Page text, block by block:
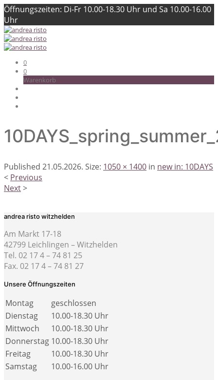
Öffnungszeiten: Di-Fr 10.00-18.30 Uhr und Sa 10.00-16.00
Uhr
0
0
Warenkorb
Published 21.05.2026. Size: 1050 × 1400 in new in: 10DAYS
< Previous
Next>
andrea risto witzhelden
Am Markt 17-18
42799 Leichlingen – Witzhelden
Tel. 02 17 4 – 74 81 25
Fax. 02 17 4 – 74 81 27
Unsere Öffnungszeiten
Montag
geschlossen
Dienstag
10.00-18.30 Uhr
Mittwoch
10.00-18.30 Uhr
Donnerstag 10.00-18.30 Uhr
Freitag
10.00-18.30 Uhr
Samstag
10.00-16.00 Uhr